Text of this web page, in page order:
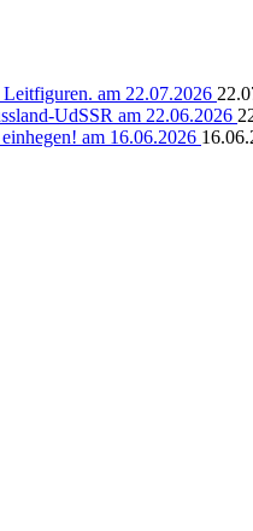
Leitfiguren. am 22.07.2026
UdSSR am 22.06.2026
am 16.06.2026